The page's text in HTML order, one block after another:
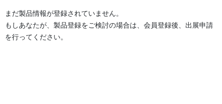
まだ製品情報が登録されていません。
もしあなたが、製品登録をご検討の場合は、会員登録後、出展申請
を行ってください。